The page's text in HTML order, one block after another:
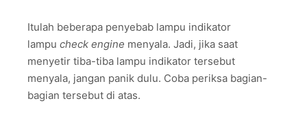
Itulah beberapa penyebab lampu indikator
lampu check engine menyala. Jadi, jika saat
menyetir tiba-tiba lampu indikator tersebut
menyala, jangan panik dulu. Coba periksa bagian-
bagian tersebut di atas.